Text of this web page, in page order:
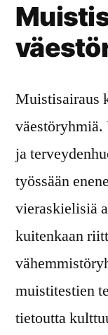
Muistisairaus
väestöryhmiä.
ja
työssään
vieraskielisiä
kuitenkaan
muistitestien
tietoutta